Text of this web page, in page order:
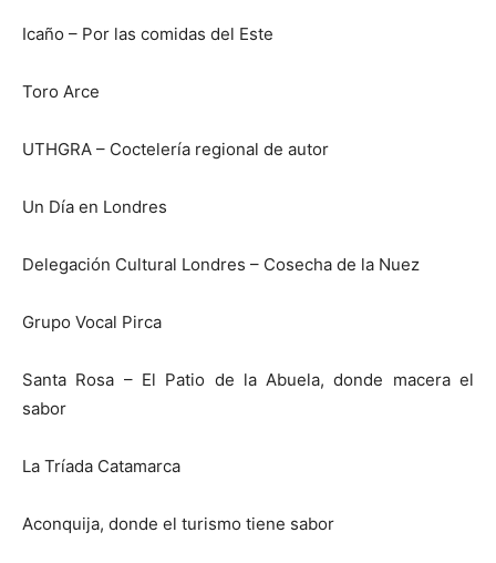
Icaño – Por las comidas del Este
Toro Arce
UTHGRA – Coctelería regional de autor
Un Día en Londres
Delegación Cultural Londres – Cosecha de la Nuez
Grupo Vocal Pirca
Santa Rosa – El Patio de la Abuela, donde macera el
sabor
La Tríada Catamarca
Aconquija, donde el turismo tiene sabor